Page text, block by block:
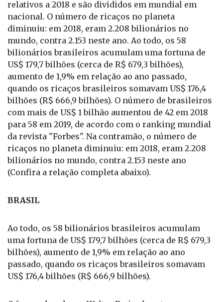
tradicional ranking dos milionários. Os dados são
relativos a 2018 e são divididos em mundial em
nacional. O número de ricaços no planeta
diminuiu: em 2018, eram 2.208 bilionários no
mundo, contra 2.153 neste ano. Ao todo, os 58
bilionários brasileiros acumulam uma fortuna de
US$ 179,7 bilhões (cerca de R$ 679,3 bilhões),
aumento de 1,9% em relação ao ano passado,
quando os ricaços brasileiros somavam US$ 176,4
bilhões (R$ 666,9 bilhões). O número de brasileiros
com mais de US$ 1 bilhão aumentou de 42 em 2018
para 58 em 2019, de acordo com o ranking mundial
da revista "Forbes". Na contramão, o número de
ricaços no planeta diminuiu: em 2018, eram 2.208
bilionários no mundo, contra 2.153 neste ano
Ao todo, os 58 bilionários brasileiros acumulam
uma fortuna de US$ 179,7 bilhões (cerca de R$ 679,3
bilhões), aumento de 1,9% em relação ao ano
passado, quando os ricaços brasileiros somavam